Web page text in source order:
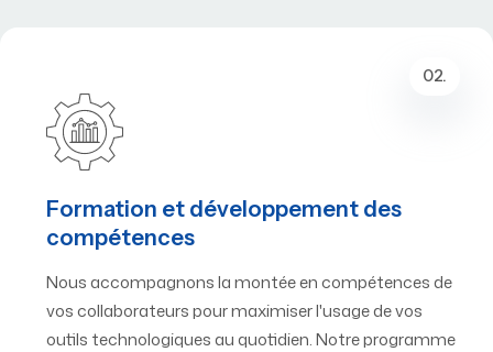
02.
Formation et développement des
compétences
Nous accompagnons la montée en compétences de
vos collaborateurs pour maximiser l'usage de vos
outils technologiques au quotidien. Notre programme